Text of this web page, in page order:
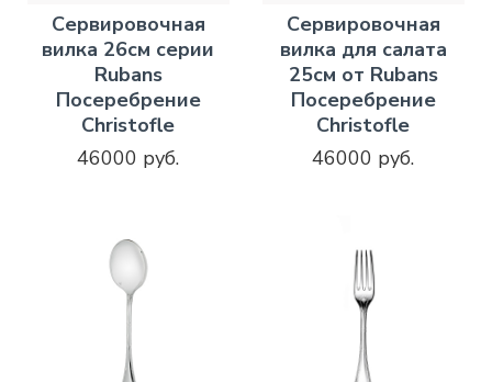
Сервировочная
вилка 26см серии
Rubans
Посеребрение
Christofle
46000 руб.
Сервировочная
вилка для салата
25см от Rubans
Посеребрение
Christofle
46000 руб.